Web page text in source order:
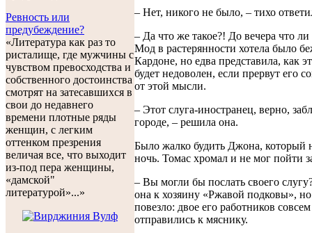
Ревность или
предубеждение?
«Литература как раз то
ристалище, где мужчины с
чувством превосходства и
собственного достоинства
смотрят на затесавшихся в
свои до недавнего
времени плотные ряды
женщин, с легким
оттенком презрения
величая все, что выходит
из-под пера женщины,
«дамской"
литературой»...»
– Нет, никого не было, – тихо
– Да что же такое?! До вечера что ли
Мод в растерянности хотела было
Кардоне, но едва представила, как
будет недоволен, если прервут его
от этой мысли.
– Этот слуга-иностранец, верно,
городе, – решила она.
Было жалко будить Джона, который
ночь. Томас хромал и не мог пойти
– Вы могли бы послать своего
она к хозяину «Ржавой подковы», но
повезло: двое его работников
отправились к мяснику.